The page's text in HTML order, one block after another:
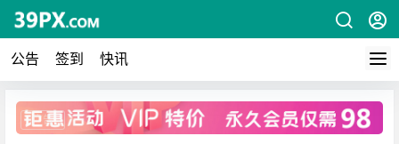
公告 签到 快讯
广告